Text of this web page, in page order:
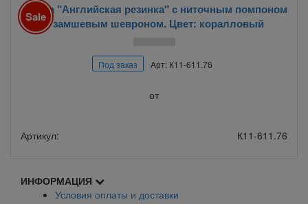
Sale
Шапка "Английская резинка" с ниточным помпоном
и замшевым шевроном. Цвет: коралловый
Под заказ Арт: К11-611.76
от
Артикул: К11-611.76
ИНФОРМАЦИЯ
Условия оплаты и доставки